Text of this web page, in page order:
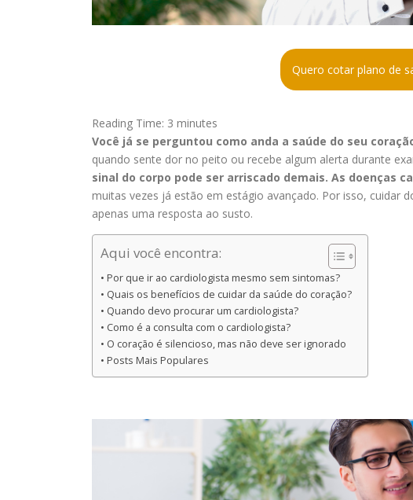
Quero cotar plano de
Reading Time: 3 minutes
Você já se perguntou como anda a saúde do seu
quando sente dor no peito ou recebe algum alerta durante
sinal do corpo pode ser arriscado demais. As doenças
muitas vezes já estão em estágio avançado. Por isso, cuidar
apenas uma resposta ao susto.
Aqui você encontra:
Por que ir ao cardiologista mesmo sem sintomas?
Quais os benefícios de cuidar da saúde do coração?
Quando devo procurar um cardiologista?
Como é a consulta com o cardiologista?
O coração é silencioso, mas não deve ser ignorado
Posts Mais Populares